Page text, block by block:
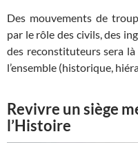
Des mouvements de
par le rôle des civils, des
des reconstituteurs sera
l’ensemble (historique,
Revivre un siège
l’Histoire